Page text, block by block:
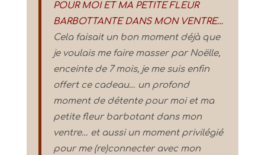
POUR MOI ET MA PETITE FLEUR
BARBOTTANTE DANS MON VENTRE…
Cela faisait un bon moment déjà que
je voulais me faire masser par Noëlle,
enceinte de 7 mois, je me suis enfin
offert ce cadeau… un profond
moment de détente pour moi et ma
petite fleur barbotant dans mon
ventre… et aussi un moment privilégié
pour me (re)connecter avec mon